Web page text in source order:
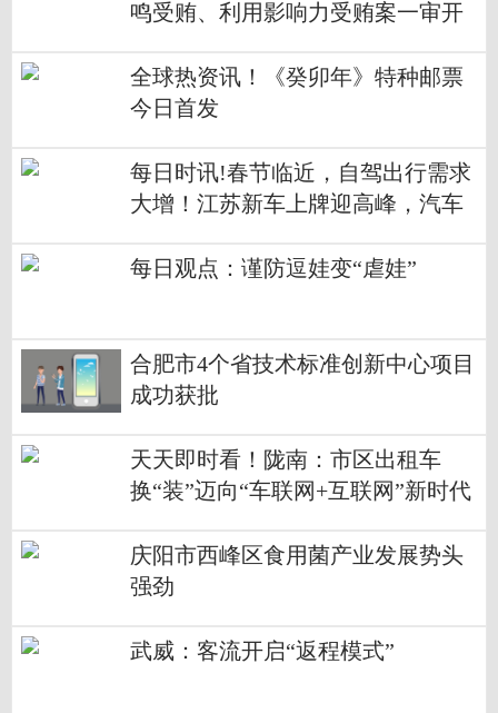
鸣受贿、利用影响力受贿案一审开
全球热资讯！《癸卯年》特种邮票
今日首发
每日时讯!春节临近，自驾出行需求
大增！江苏新车上牌迎高峰，汽车
每日观点：谨防逗娃变“虐娃”
合肥市4个省技术标准创新中心项目
成功获批
天天即时看！陇南：市区出租车
换“装”迈向“车联网+互联网”新时代
庆阳市西峰区食用菌产业发展势头
强劲
武威：客流开启“返程模式”